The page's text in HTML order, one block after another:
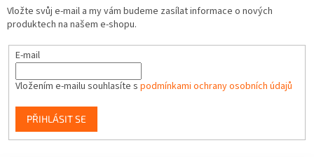
Vložte svůj e-mail a my vám budeme zasílat informace o nových
produktech na našem e-shopu.
E-mail
Vložením e-mailu souhlasíte s podmínkami ochrany osobních údajů
PŘIHLÁSIT SE